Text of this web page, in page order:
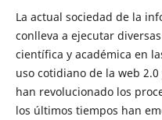
La actual sociedad de la
conlleva a ejecutar
científica y académica en
uso cotidiano de la web
han revolucionado los
los últimos tiempos han